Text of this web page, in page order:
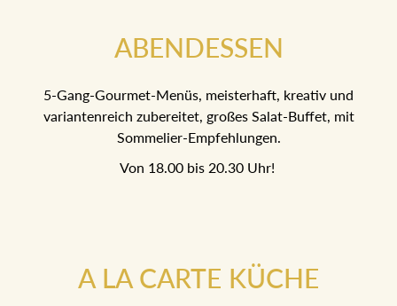
ABENDESSEN
5-Gang-Gourmet-Menüs, meisterhaft, kreativ und
variantenreich zubereitet, großes Salat-Buffet, mit
Sommelier-Empfehlungen.
Von 18.00 bis 20.30 Uhr!
A LA CARTE KÜCHE